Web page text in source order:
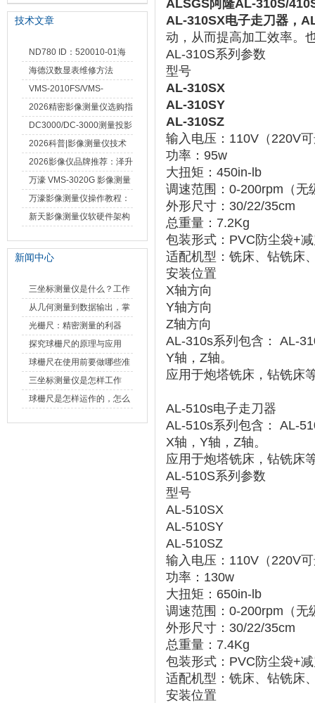
技术文章
ND780 ID：520010-01海
德汉数显表故障维修内容
海德汉数显表维修方法
VMS-2010FS/VMS-
3020FS/VMS-4030FS手动
影像测量仪技术参数
2026精密影像测量仪选购指
南 靠谱品牌一站式选型推荐
DC3000/DC-3000测量投影
仪万濠数据处理器数显表故
障维修方法
2026科普|影像测量仪技术
原理、分类及选型应用
2026影像仪品牌推荐：泽升
影像测量仪选型指南
万濠 VMS-3020G 影像测量
仪技术规格与应用解析
万濠影像测量仪操作教程：
从开机到出报告，新手也能
新天影像测量仪软硬件架构
新闻中心
三坐标测量仪是什么？工作
原理、分类与核心功能一次
讲清
从几何测量到数据输出，掌
握万濠影像测量仪的六大核
心能力
光栅尺：精密测量的利器
探究球栅尺的原理与应用
球栅尺在使用前要做哪些准
备工作？
三坐标测量仪是怎样工作
的，功能有什么优势？
球栅尺是怎样运作的，怎么
ALSGS阿隆AL-310S/
AL-310SX电子走刀器，
动，从而提高加工效率。
AL-310S系列参数
型号
AL-310SX
AL-310SY
AL-310SZ
输入电压：110V（220V
功率：95w
大扭矩：450in-lb
调速范围：0-200rpm（无
外形尺寸：30/22/35cm
总重量：7.2Kg
包装形式：PVC防尘袋+
适配机型：铣床、钻铣床
安装位置
X轴方向
Y轴方向
Z轴方向
AL-310s系列包含： AL-
Y轴，Z轴。
应用于炮塔铣床，钻铣床
AL-510s电子走刀器
AL-510s系列包含： AL-
X轴，Y轴，Z轴。
应用于炮塔铣床，钻铣床
AL-510S系列参数
型号
AL-510SX
AL-510SY
AL-510SZ
输入电压：110V（220V
功率：130w
大扭矩：650in-lb
调速范围：0-200rpm（无
外形尺寸：30/22/35cm
总重量：7.4Kg
包装形式：PVC防尘袋+
适配机型：铣床、钻铣床
安装位置